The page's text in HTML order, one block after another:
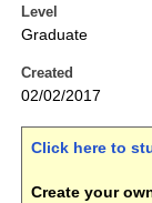
Level
Graduate
Created
02/02/2017
Click here to
Create your